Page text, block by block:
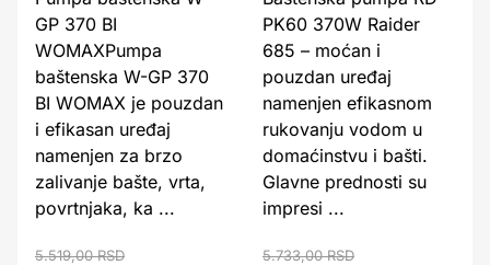
GP 370 BI
WOMAXPumpa
baštenska W-GP 370
BI WOMAX je pouzdan
i efikasan uređaj
namenjen za brzo
zalivanje bašte, vrta,
povrtnjaka, ka ...
5.519,00 RSD
PK60 370W Raider
685 – moćan i
pouzdan uređaj
namenjen efikasnom
rukovanju vodom u
domaćinstvu i bašti.
Glavne prednosti su
impresi ...
5.733,00 RSD